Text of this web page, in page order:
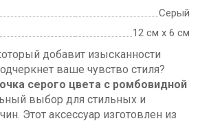
Серый
12 см х 6 см
добавит изысканности
ваше чувство стиля?
серого цвета с ромбовидной
выбор для стильных и
Этот аксессуар изготовлен из